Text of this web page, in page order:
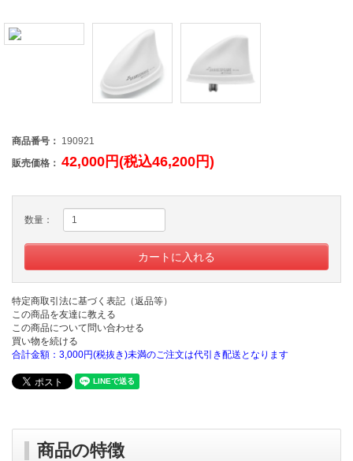
商品番号： 190921
販売価格： 42,000円(税込46,200円)
数量：
特定商取引法に基づく表記（返品等）
この商品を友達に教える
この商品について問い合わせる
買い物を続ける
合計金額：3,000円(税抜き)未満のご注文は代引き配送となります
商品の特徴